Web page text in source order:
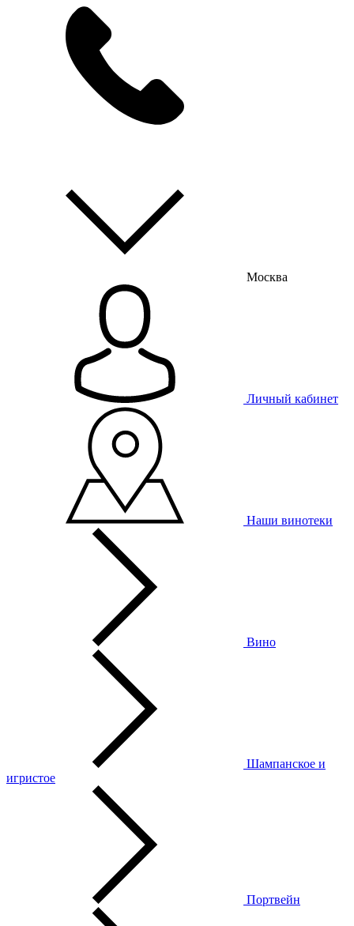
Москва
Личный кабинет
Наши винотеки
Вино
Шампанское и
игристое
Портвейн